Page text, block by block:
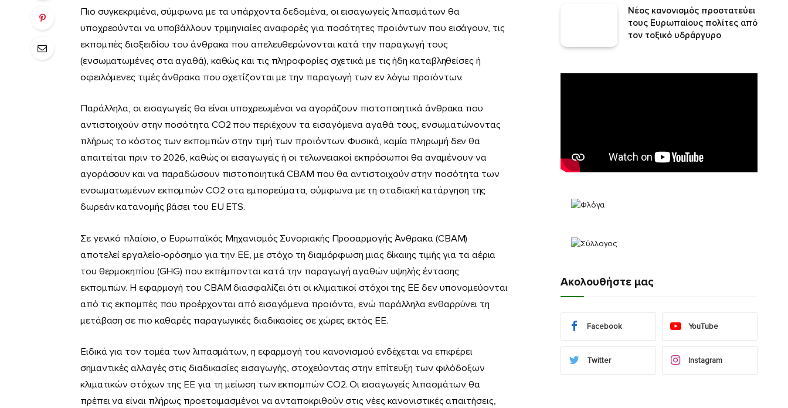
Πιο συγκεκριµένα, σύµφωνα µε τα υπάρχοντα δεδοµένα, οι εισαγωγείς λιπασµάτων θα
υποχρεούνται να υποβάλλουν τριµηνιαίες αναφορές για ποσότητες προϊόντων που εισάγουν, τις
εκποµπές διοξειδίου του άνθρακα που απελευθερώνονται κατά την παραγωγή τους
(ενσωµατωµένες στα αγαθά), καθώς και τις πληροφορίες σχετικά µε τις ήδη καταβληθείσες ή
οφειλόµενες τιµές άνθρακα που σχετίζονται µε την παραγωγή των εν λόγω προϊόντων.
Παράλληλα, οι εισαγωγείς θα είναι υποχρεωµένοι να αγοράζουν πιστοποιητικά άνθρακα που
αντιστοιχούν στην ποσότητα CO2 που περιέχουν τα εισαγόµενα αγαθά τους, ενσωµατώνοντας
πλήρως το κόστος των εκποµπών στην τιµή των προϊόντων. Φυσικά, καµία πληρωµή δεν θα
απαιτείται πριν το 2026, καθώς οι εισαγωγείς ή οι τελωνειακοί εκπρόσωποι θα αναµένουν να
αγοράσουν και να παραδώσουν πιστοποιητικά CBAM που θα αντιστοιχούν στην ποσότητα των
ενσωµατωµένων εκποµπών CO2 στα εµπορεύµατα, σύµφωνα µε τη σταδιακή κατάργηση της
δωρεάν κατανοµής βάσει του EU ETS.
Σε γενικό πλαίσιο, ο Ευρωπαϊκός Μηχανισµός Συνοριακής Προσαρµογής Άνθρακα (CBAM)
αποτελεί εργαλείο-ορόσηµο για την ΕΕ, µε στόχο τη διαµόρφωση µιας δίκαιης τιµής για τα αέρια
του θερµοκηπίου (GHG) που εκπέµπονται κατά την παραγωγή αγαθών υψηλής έντασης
εκποµπών. Η εφαρµογή του CBAM διασφαλίζει ότι οι κλιµατικοί στόχοι της ΕΕ δεν υπονοµεύονται
από τις εκποµπές που προέρχονται από εισαγόµενα προϊόντα, ενώ παράλληλα ενθαρρύνει τη
µετάβαση σε πιο καθαρές παραγωγικές διαδικασίες σε χώρες εκτός ΕΕ.
Ειδικά για τον τοµέα των λιπασµάτων, η εφαρµογή του κανονισµού ενδέχεται να επιφέρει
σηµαντικές αλλαγές στις διαδικασίες εισαγωγής, στοχεύοντας στην επίτευξη των φιλόδοξων
κλιµατικών στόχων της ΕΕ για τη µείωση των εκποµπών CO2. Οι εισαγωγείς λιπασµάτων θα
πρέπει να είναι πλήρως προετοιµασµένοι να ανταποκριθούν στις νέες κανονιστικές απαιτήσεις,
Νέος κανονισμός προστατεύει
τους Ευρωπαίους πολίτες από
τον τοξικό υδράργυρο
Ακολουθήστε μας
Facebook YouTube
Twitter Instagram